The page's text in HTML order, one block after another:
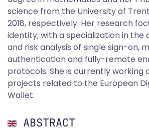
science from the University of
2018, respectively. Her research
identity, with a specialization in the
and risk analysis of single sign-on,
authentication and fully-remote
protocols. She is currently working
projects related to the European
Wallet.
ABSTRACT